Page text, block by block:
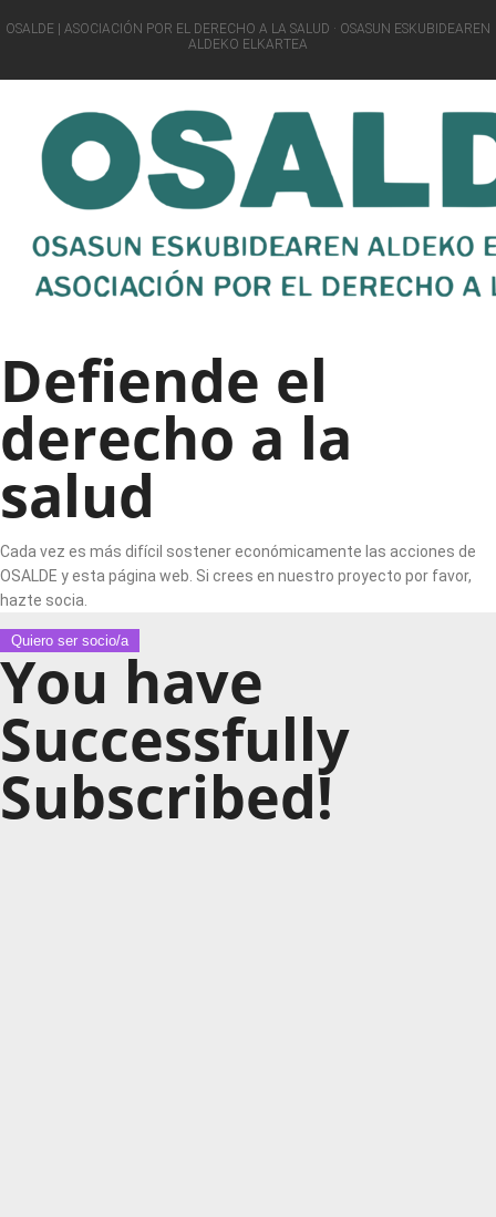
OSALDE | ASOCIACIÓN POR EL DERECHO A LA SALUD · OSASUN ESKUBIDEAREN
ALDEKO ELKARTEA
Defiende el
derecho a la
salud
Cada vez es más difícil sostener económicamente las acciones de
OSALDE y esta página web. Si crees en nuestro proyecto por favor,
hazte socia.
Quiero ser socio/a
You have
Successfully
Subscribed!